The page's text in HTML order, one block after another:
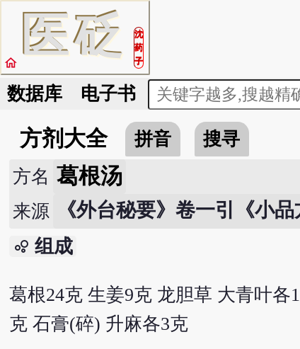
医砭
沈
药
子
home
数据库 电子书
方剂大全 拼音 搜寻
方名 葛根汤
来源 《外台秘要》卷一引《小品
bubble_chart 组成
葛根24克 生姜9克 龙胆草 大青叶
克 石膏(碎) 升麻各3克